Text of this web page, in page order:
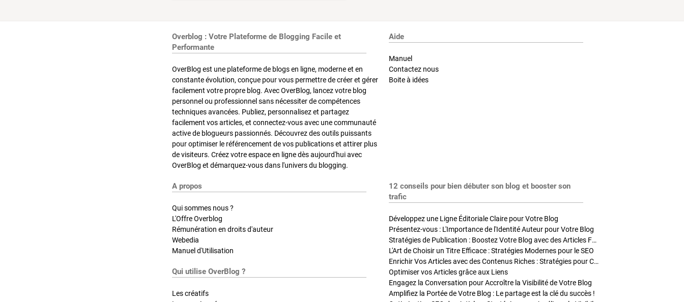
Overblog : Votre Plateforme de Blogging Facile et
Performante
OverBlog est une plateforme de blogs en ligne, moderne et en
constante évolution, conçue pour vous permettre de créer et gérer
facilement votre propre blog. Avec OverBlog, lancez votre blog
personnel ou professionnel sans nécessiter de compétences
techniques avancées. Publiez, personnalisez et partagez
facilement vos articles, et connectez-vous avec une communauté
active de blogueurs passionnés. Découvrez des outils puissants
pour optimiser le référencement de vos publications et attirer plus
de visiteurs. Créez votre espace en ligne dès aujourd'hui avec
OverBlog et démarquez-vous dans l'univers du blogging.
Aide
Manuel
Contactez nous
Boite à idées
A propos
Qui sommes nous ?
L'Offre Overblog
Rémunération en droits d'auteur
Webedia
Manuel d'Utilisation
Qui utilise OverBlog ?
Les créatifs
12 conseils pour bien débuter son blog et booster son
trafic
Développez une Ligne Éditoriale Claire pour Votre Blog
Présentez-vous : L'Importance de l'Identité Auteur pour Votre Blog
Stratégies de Publication : Boostez Votre Blog avec des Articles Fréquents et Exclusifs
L'Art de Choisir un Titre Efficace : Stratégies Modernes pour le SEO
Enrichir Vos Articles avec des Contenus Riches : Stratégies pour Captiver et Optimiser
Optimiser vos Articles grâce aux Liens
Engagez la Conversation pour Accroître la Visibilité de Votre Blog
Amplifiez la Portée de Votre Blog : Le partage est la clé du succès !